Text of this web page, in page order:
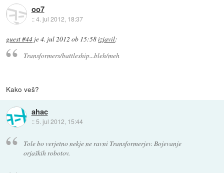
oo7
::4. jul 2012, 18:37
guest #44 je4. jul 2012 ob 15:58izjavil:
Transformers/battleship...bleh/meh
Kako veš?
ahac
:: 5. jul 2012, 15:44
Tole bo verjetno nekje ne ravni Transformerjev. Bojevanje
orjaških robotov.